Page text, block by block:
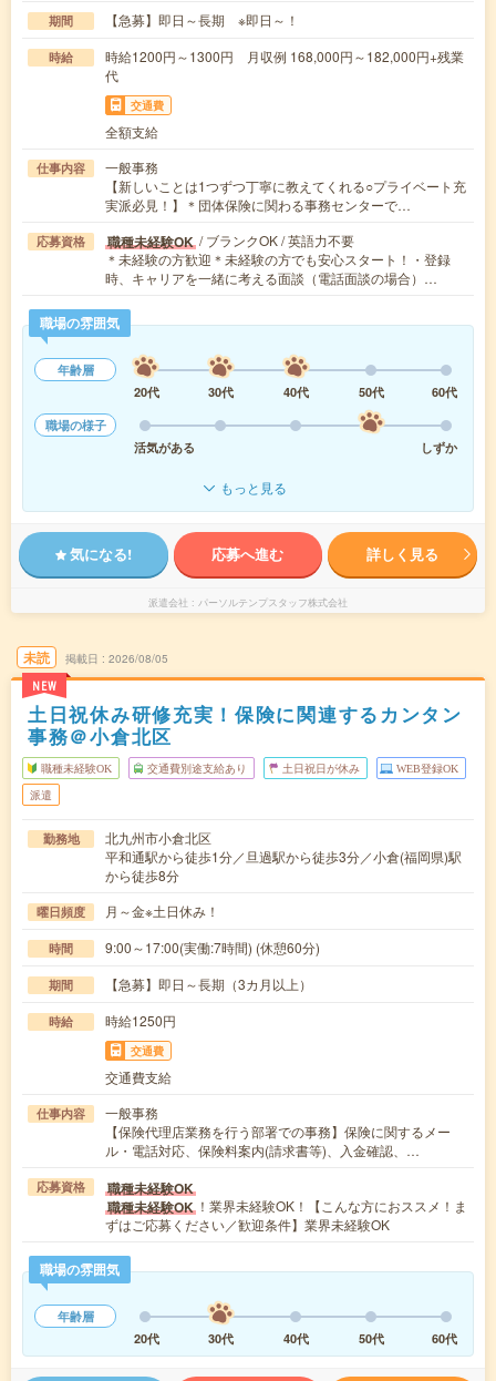
期間 【急募】即日～長期 ※即日～！
時給
時給1200円～1300円 月収例 168,000円～182,000円+残業
代
交通費
全額支給
仕事内容
一般事務
【新しいことは1つずつ丁寧に教えてくれる○プライベート充
実派必見！】＊団体保険に関わる事務センターで…
応募資格 職種未経験OK / ブランクOK / 英語力不要
＊未経験の方歓迎＊未経験の方でも安心スタート！・登録
時、キャリアを一緒に考える面談（電話面談の場合）…
職場の雰囲気
年齢層
20代
30代 40代 50代
60代
職場の様子
活気がある
しずか
もっと見る
気になる! 応募へ進む 詳しく見る
派遣会社 パーソルテンプスタッフ株式会社
未読
NEW
掲載日 2026/08/05
土日祝休み研修充実！保険に関連するカンタン
事務＠小倉北区
職種未経験OK 交通費別途支給あり 土日祝日が休み WEB登録OK
派遣
勤務地
北九州市小倉北区
平和通駅から徒歩1分／旦過駅から徒歩3分／小倉(福岡県)駅
から徒歩8分
曜日頻度 月～金※土日休み！
時間 9:00～17:00(実働:7時間) (休憩60分)
期間 【急募】即日～長期（3カ月以上）
時給 時給1250円
交通費
交通費支給
仕事内容
一般事務
【保険代理店業務を行う部署での事務】保険に関するメー
ル・電話対応、保険料案内(請求書等)、入金確認、…
応募資格
職種未経験OK
職種未経験OK ！業界未経験OK！【こんな方におススメ！ま
ずはご応募ください／歓迎条件】業界未経験OK
職場の雰囲気
年齢層
20代
30代 40代 50代 60代